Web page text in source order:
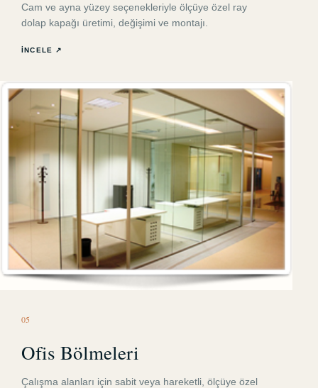
Cam ve ayna yüzey seçenekleriyle ölçüye özel ray
dolap kapağı üretimi, değişimi ve montajı.
İNCELE ↗
05
Ofis Bölmeleri
Çalışma alanları için sabit veya hareketli, ölçüye özel